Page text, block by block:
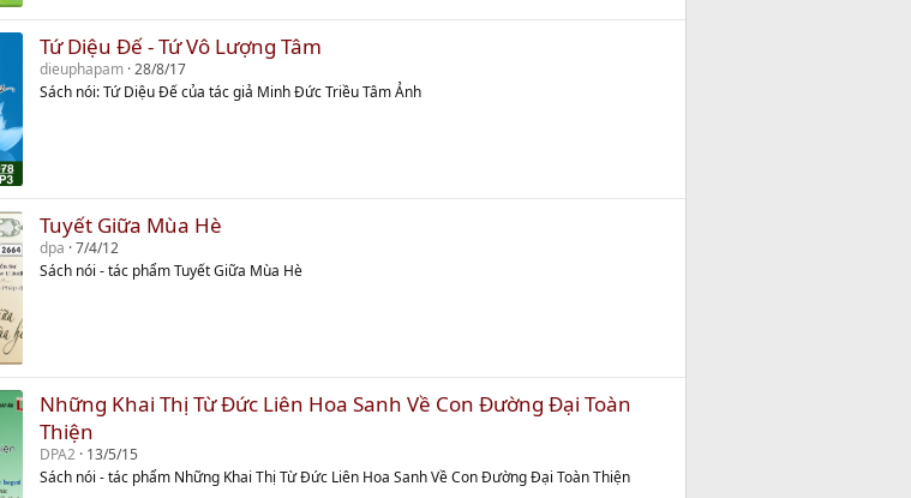
Tứ Diệu Đế - Tứ Vô Lượng Tâm
dieuphapam 28/8/17
Sách nói: Tứ Diệu Đế của tác giả Minh Đức Triều Tâm Ảnh
Tuyết Giữa Mùa Hè
dpa 7/4/12
Sách nói - tác phẩm Tuyết Giữa Mùa Hè
Những Khai Thị Từ Đức Liên Hoa Sanh Về Con Đường Đại Toàn
Thiện
DPA2 13/5/15
Sách nói - tác phẩm Những Khai Thị Từ Đức Liên Hoa Sanh Về Con Đường Đại Toàn Thiện